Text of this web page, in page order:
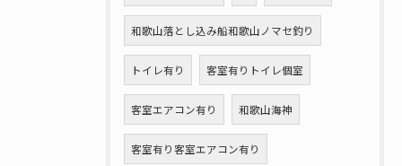
和歌山落とし込み船和歌山ノマセ釣り
トイレ有り 客室有りトイレ個室
客室エアコン有り 和歌山海神
客室有り客室エアコン有り